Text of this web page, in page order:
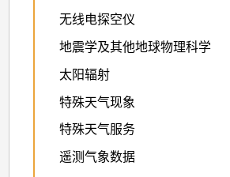
无线电探空仪
地震学及其他地球物理科学
太阳辐射
特殊天气现象
特殊天气服务
遥测气象数据